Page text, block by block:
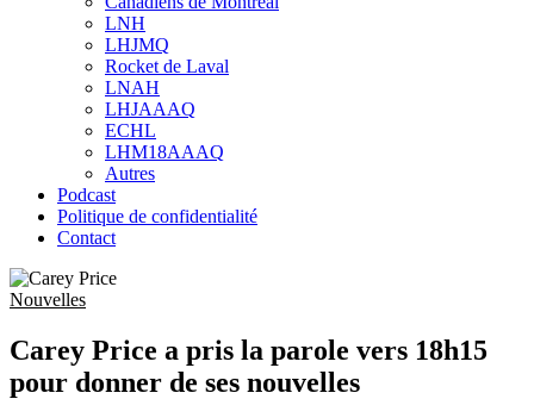
sub
menu
LNH
LHJMQ
Rocket de Laval
LNAH
LHJAAAQ
ECHL
LHM18AAAQ
Autres
Podcast
Politique de confidentialité
Contact
Nouvelles
Carey Price a pris la parole vers 18h15
pour donner de ses nouvelles